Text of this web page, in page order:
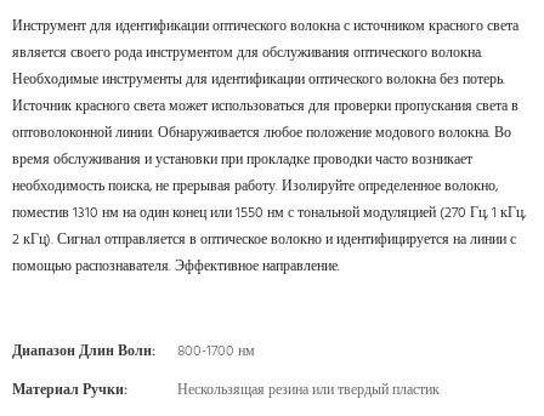
Инструмент для идентификации оптического волокна с источником красного света
является своего рода инструментом для обслуживания оптического волокна.
Необходимые инструменты для идентификации оптического волокна без потерь.
Источник красного света может использоваться для проверки пропускания света в
оптоволоконной линии. Обнаруживается любое положение модового волокна. Во
время обслуживания и установки при прокладке проводки часто возникает
необходимость поиска, не прерывая работу. Изолируйте определенное волокно,
поместив 1310 нм на один конец или 1550 нм с тональной модуляцией (270 Гц, 1 кГц,
2 кГц). Сигнал отправляется в оптическое волокно и идентифицируется на линии с
помощью распознавателя. Эффективное направление.
Диапазон Длин Волн:
800-1700 нм
Материал Ручки:
Нескользящая резина или твердый пластик